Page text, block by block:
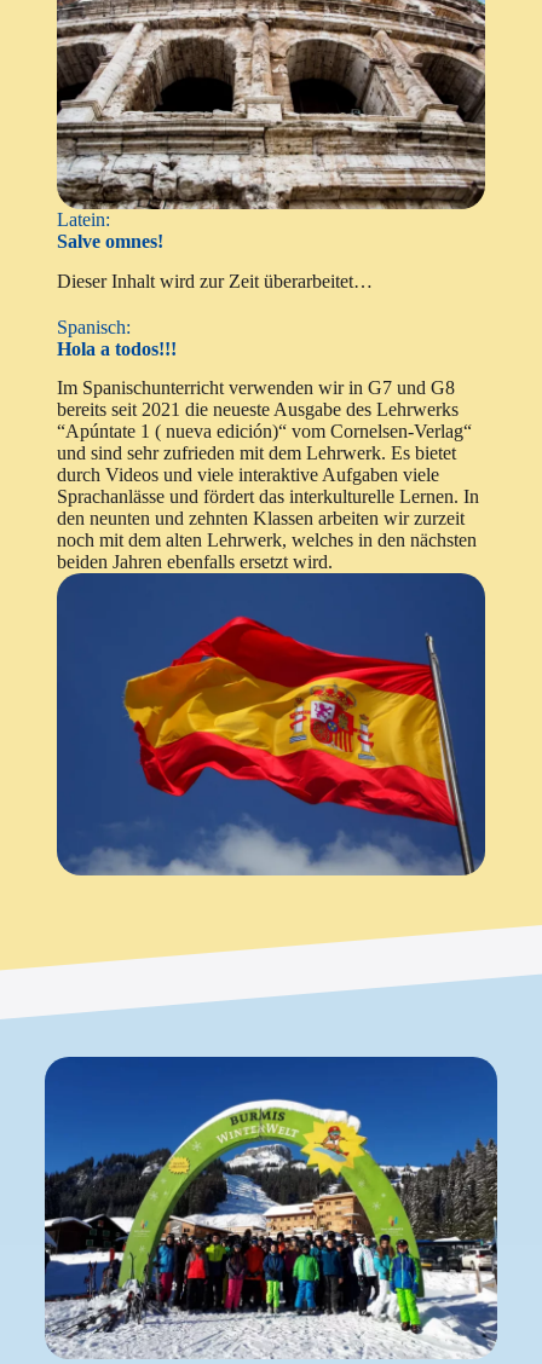
Latein:
Salve omnes!
Dieser Inhalt wird zur Zeit überarbeitet…
Spanisch:
Hola a todos!!!
Im Spanischunterricht verwenden wir in G7 und G8
bereits seit 2021 die neueste Ausgabe des Lehrwerks
“Apúntate 1 ( nueva edición)“ vom Cornelsen-Verlag“
und sind sehr zufrieden mit dem Lehrwerk. Es bietet
durch Videos und viele interaktive Aufgaben viele
Sprachanlässe und fördert das interkulturelle Lernen. In
den neunten und zehnten Klassen arbeiten wir zurzeit
noch mit dem alten Lehrwerk, welches in den nächsten
beiden Jahren ebenfalls ersetzt wird.